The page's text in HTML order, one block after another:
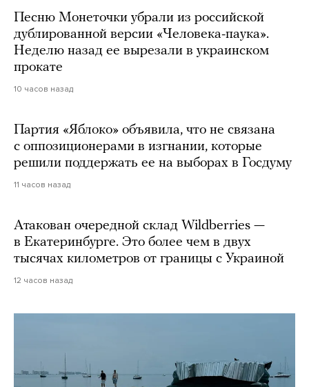
Песню Монеточки убрали из российской
дублированной версии «Человека-паука».
Неделю назад ее вырезали в украинском
прокате
10 часов назад
Партия «Яблоко» объявила, что не связана
с оппозиционерами в изгнании, которые
решили поддержать ее на выборах в Госдуму
11 часов назад
Атакован очередной склад Wildberries —
в Екатеринбурге. Это более чем в двух
тысячах километров от границы с Украиной
12 часов назад